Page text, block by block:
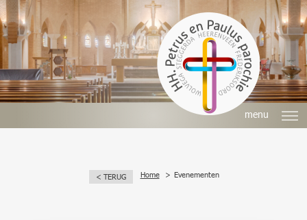
menu
< TERUG Home Evenementen